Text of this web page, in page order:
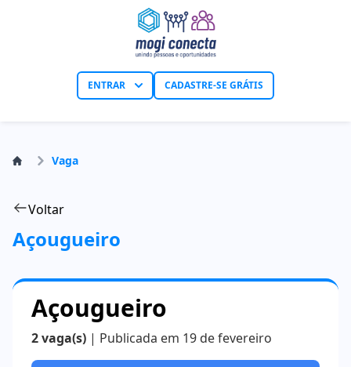
ENTRAR CADASTRE-SE GRÁTIS
Vaga
Voltar
Açougueiro
Açougueiro
2 vaga(s) | Publicada em 19 de fevereiro